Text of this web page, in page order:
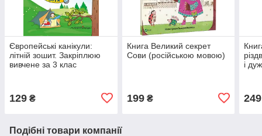
Європейські канікули:
літній зошит. Закріплюю
вивчене за 3 клас
129 ₴
Книга Великий секрет
Сови (російською мовою)
199₴
і
249
Подібні товари компанії